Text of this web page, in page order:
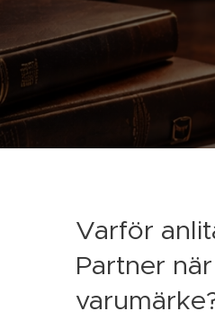
Varför
Partner